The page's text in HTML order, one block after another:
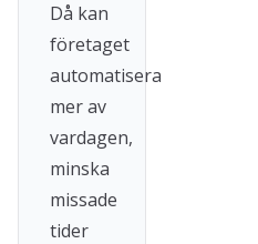
Då kan
företaget
automatisera
mer av
vardagen,
minska
missade
tider